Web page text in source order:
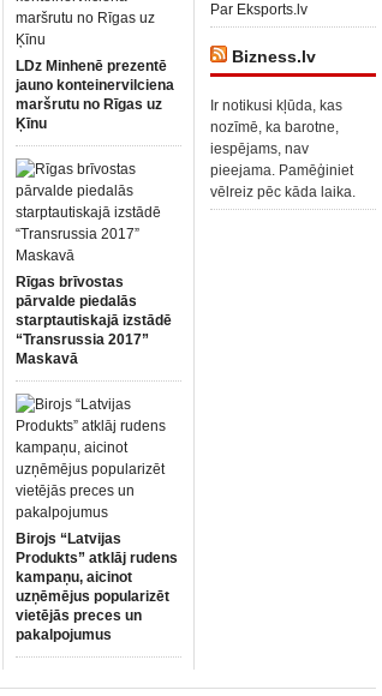
LDz Minhenē prezentē
jauno konteinervilciena
maršrutu no Rīgas uz
Ķīnu
Rīgas brīvostas
pārvalde piedalās
starptautiskajā izstādē
“Transrussia 2017”
Maskavā
Birojs “Latvijas
Produkts” atklāj rudens
kampaņu, aicinot
uzņēmējus popularizēt
vietējās preces un
pakalpojumus
Par Eksports.lv
Bizness.lv
Ir notikusi kļūda, kas
nozīmē, ka barotne,
iespējams, nav
pieejama. Pamēģiniet
vēlreiz pēc kāda laika.